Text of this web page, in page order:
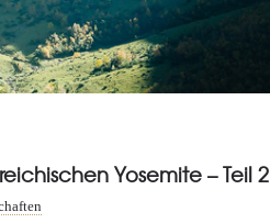
Yosemite – Teil 2